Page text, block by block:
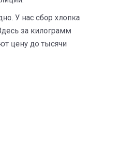
У нас сбор хлопка
за килограмм
цену до тысячи